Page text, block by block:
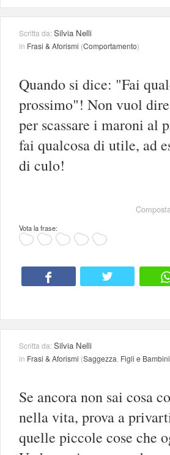
Scritta da:Silvia Nelli
in Frasi & Aforismi (Comportamento)
Quando si dice: "Fai
prossimo"! Non vuol
per scassare i maroni al
fai qualcosa di utile, ad
di culo!
Vota la frase:
Scritta da:Silvia Nelli
in Frasi & Aforismi (Saggezza Figli e Bambini
Se ancora non sai cosa
nella vita, prova a
quelle piccole cose che